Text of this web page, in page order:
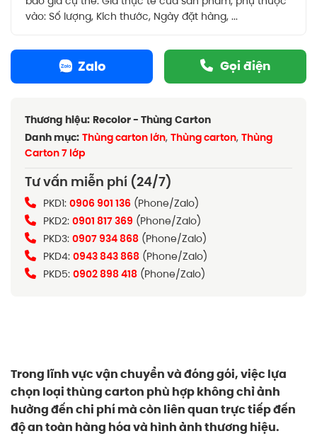
vào: Số lượng, Kích thước, Ngày đặt hàng, ...
Zalo Gọi điện
Thương hiệu: Recolor - Thùng Carton
Danh mục: Thùng carton lớn, Thùng carton, Thùng
Carton 7 lớp
Tư vấn miễn phí (24/7)
PKD1: 0906 901 136 (Phone/Zalo)
PKD2: 0901 817 369 (Phone/Zalo)
PKD3: 0907 934 868 (Phone/Zalo)
PKD4: 0943 843 868 (Phone/Zalo)
PKD5: 0902 898 418 (Phone/Zalo)
Trong lĩnh vực vận chuyển và đóng gói, việc lựa
chọn loạithùng carton phù hợp không chỉ ảnh
hưởng đến chi phí mà còn liên quan trực tiếp đến
độ an toàn hàng hóa và hình ảnh thương hiệu.